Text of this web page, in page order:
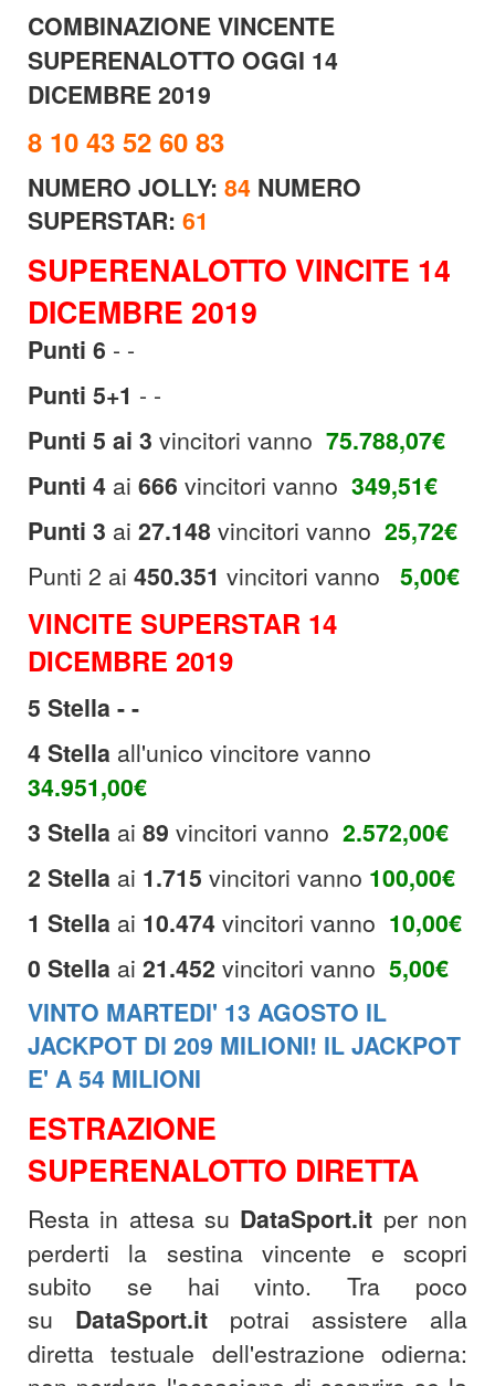
COMBINAZIONE VINCENTE
SUPERENALOTTO OGGI 14
DICEMBRE 2019
8 10 43 52 60 83
NUMERO JOLLY: 84 NUMERO
SUPERSTAR: 61
SUPERENALOTTO VINCITE 14
DICEMBRE 2019
Punti 6 - -
Punti 5+1 - -
Punti 5 ai 3 vincitori vanno 75.788,07€
Punti 4 ai 666 vincitori vanno 349,51€
Punti 3 ai 27.148 vincitori vanno 25,72€
Punti 2 ai 450.351 vincitori vanno 5,00€
VINCITE SUPERSTAR 14
DICEMBRE 2019
5 Stella - -
4 Stella all'unico vincitore vanno
34.951,00€
3 Stella ai 89 vincitori vanno 2.572,00€
2 Stella ai 1.715 vincitori vanno 100,00€
1 Stella ai 10.474 vincitori vanno 10,00€
0 Stella ai 21.452 vincitori vanno 5,00€
VINTO MARTEDI' 13 AGOSTO IL
JACKPOT DI 209 MILIONI! IL JACKPOT
E' A 54 MILIONI
ESTRAZIONE
SUPERENALOTTO DIRETTA
Resta in attesa su DataSport.it per non
perderti la sestina vincente e scopri
subito se hai vinto. Tra poco
su DataSport.it potrai assistere alla
diretta testuale dell'estrazione odierna: